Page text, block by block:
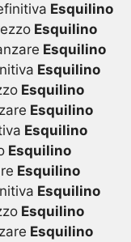
Esquilino
Esquilino
Esquilino
Esquilino
Esquilino
Esquilino
Esquilino
Esquilino
Esquilino
Esquilino
Esquilino
Esquilino